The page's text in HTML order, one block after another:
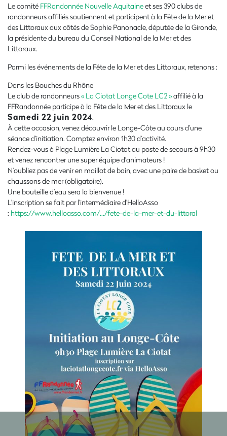
Le comité FFRandonnée Nouvelle Aquitaineet ses 390 clubs de
randonneurs affiliés soutiennent et participent à la Fête de la Mer et
des Littoraux aux côtés de Sophie Panonacle, députée de la Gironde,
la présidente du bureau du Conseil National de la Mer et des
Littoraux.
Parmi les événements de la Fête de la Mer et des Littoraux, retenons :
Dans les Bouches du Rhône
Le club de randonneurs« La Ciotat Longe Cote LC2 »affilié à la
FFRandonnée participe à la Fête de la Mer et des Littoraux le
Samedi 22 juin 2024.
À cette occasion, venez découvrir le Longe-Côte au cours d’une
séance d’initiation. Comptez environ 1h30 d’activité.
Rendez-vous à Plage Lumière La Ciotat au poste de secours à 9h30
et venez rencontrer une super équipe d'animateurs !
N’oubliez pas de venir en maillot de bain, avec une paire de basket ou
chaussons de mer (obligatoire).
Une bouteille d’eau sera la bienvenue !
L’inscription se fait par l’intermédiaire d’HelloAsso
: https://www.helloasso.com/.../fete-de-la-mer-et-du-littoral